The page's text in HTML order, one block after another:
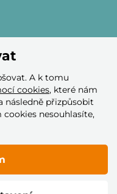
karty
s.r.o.
A k tomu
cookies, které nám
následně přizpůsobit
cookies nesouhlasíte,